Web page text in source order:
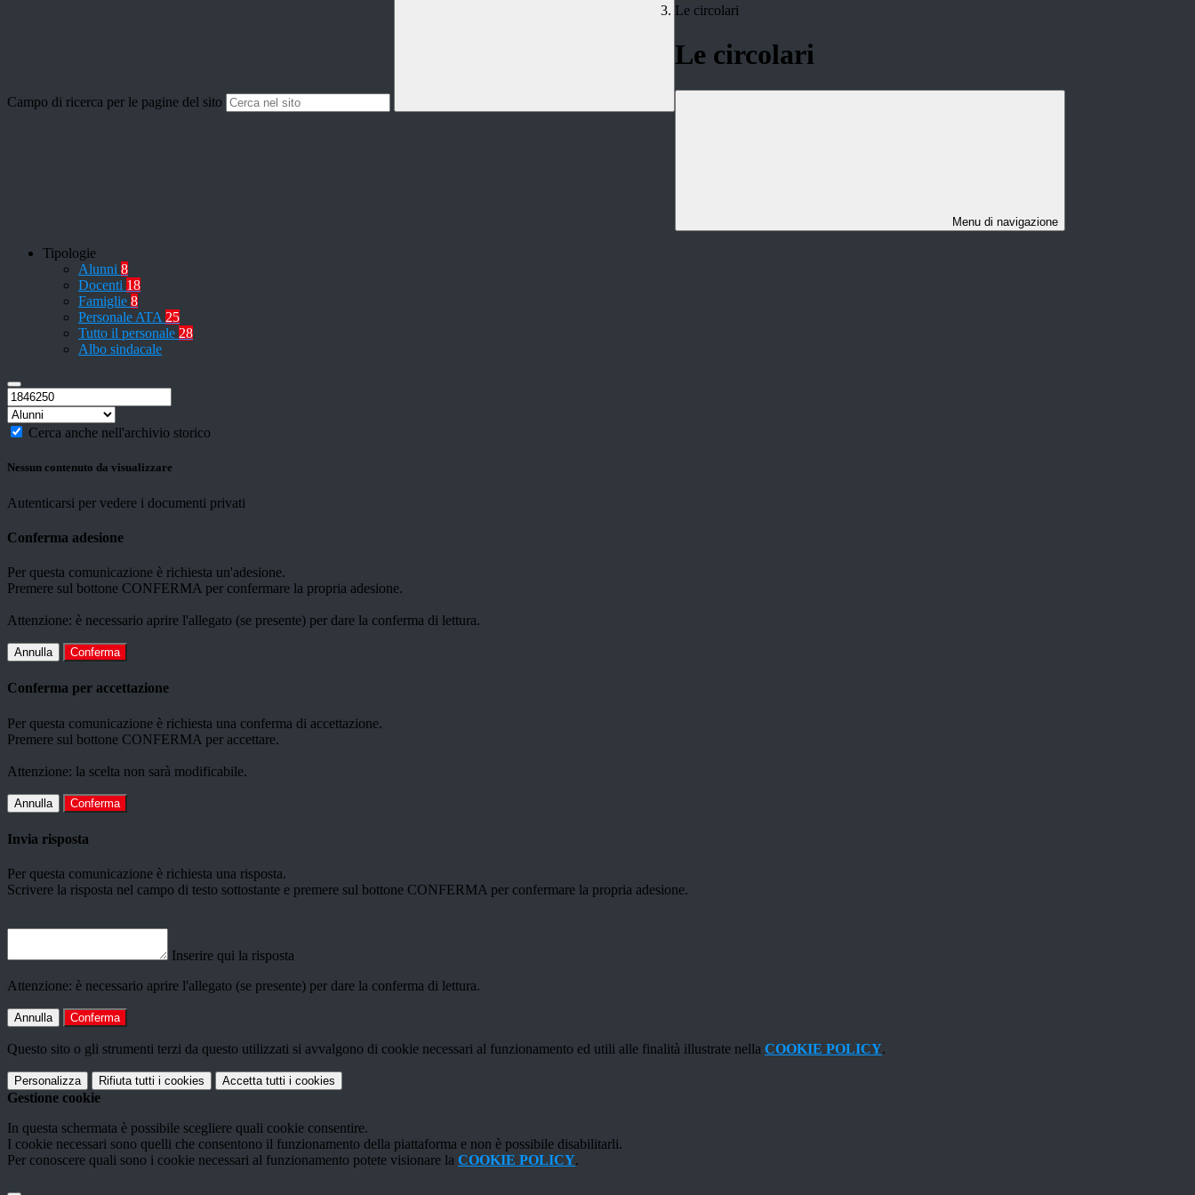
Campo di ricerca per le pagine del sito
Le circolari
Le circolari
Menu di navigazione
Tipologie
Alunni 8
Docenti 18
Famiglie 8
Personale ATA 25
Tutto il personale 28
Albo sindacale
Cerca anche nell'archivio storico
Nessun contenuto da visualizzare
Autenticarsi per vedere i documenti privati
Conferma adesione
Per questa comunicazione è richiesta un'adesione.
Premere sul bottone CONFERMA per confermare la propria adesione.
Attenzione: è necessario aprire l'allegato (se presente) per dare la conferma di lettura.
Annulla Conferma
Conferma per accettazione
Per questa comunicazione è richiesta una conferma di accettazione.
Premere sul bottone CONFERMA per accettare.
Attenzione: la scelta non sarà modificabile.
Annulla Conferma
Invia risposta
Per questa comunicazione è richiesta una risposta.
Scrivere la risposta nel campo di testo sottostante e premere sul bottone CONFERMA per confermare la propria adesione.
Inserire qui la risposta
Attenzione: è necessario aprire l'allegato (se presente) per dare la conferma di lettura.
Annulla Conferma
Questo sito o gli strumenti terzi da questo utilizzati si avvalgono di cookie necessari al funzionamento ed utili alle finalità illustrate nella COOKIE POLICY.
Personalizza Rifiuta tutti i cookies Accetta tutti i cookies
Gestione cookie
In questa schermata è possibile scegliere quali cookie consentire.
I cookie necessari sono quelli che consentono il funzionamento della piattaforma e non è possibile disabilitarli.
Per conoscere quali sono i cookie necessari al funzionamento potete visionare la COOKIE POLICY.